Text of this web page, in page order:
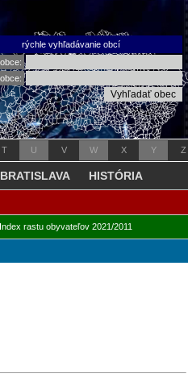
rýchle vyhľadávanie obcí
T U V W X Y Z
BRATISLAVA HISTÓRIA
Index rastu obyvateľov 2021/2011